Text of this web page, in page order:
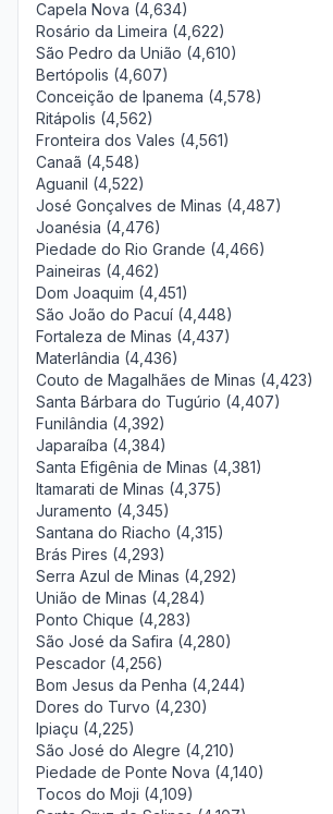
Capela Nova (4,634)
Rosário da Limeira (4,622)
São Pedro da União (4,610)
Bertópolis (4,607)
Conceição de Ipanema (4,578)
Ritápolis (4,562)
Fronteira dos Vales (4,561)
Canaã (4,548)
Aguanil (4,522)
José Gonçalves de Minas (4,487)
Joanésia (4,476)
Piedade do Rio Grande (4,466)
Paineiras (4,462)
Dom Joaquim (4,451)
São João do Pacuí (4,448)
Fortaleza de Minas (4,437)
Materlândia (4,436)
Couto de Magalhães de Minas (4,423)
Santa Bárbara do Tugúrio (4,407)
Funilândia (4,392)
Japaraíba (4,384)
Santa Efigênia de Minas (4,381)
Itamarati de Minas (4,375)
Juramento (4,345)
Santana do Riacho (4,315)
Brás Pires (4,293)
Serra Azul de Minas (4,292)
União de Minas (4,284)
Ponto Chique (4,283)
São José da Safira (4,280)
Pescador (4,256)
Bom Jesus da Penha (4,244)
Dores do Turvo (4,230)
Ipiaçu (4,225)
São José do Alegre (4,210)
Piedade de Ponte Nova (4,140)
Tocos do Moji (4,109)